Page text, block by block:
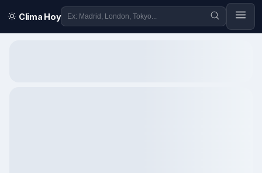
Clima Hoy